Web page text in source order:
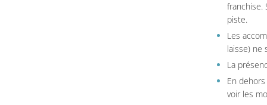
franchise.
piste.
Les
laisse) ne
La
En
voir les